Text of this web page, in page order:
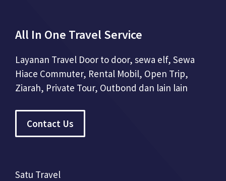
All In One Travel Service
Layanan Travel Door to door, sewa elf, Sewa
Hiace Commuter, Rental Mobil, Open Trip,
Ziarah, Private Tour, Outbond dan lain lain
Contact Us
Satu Travel